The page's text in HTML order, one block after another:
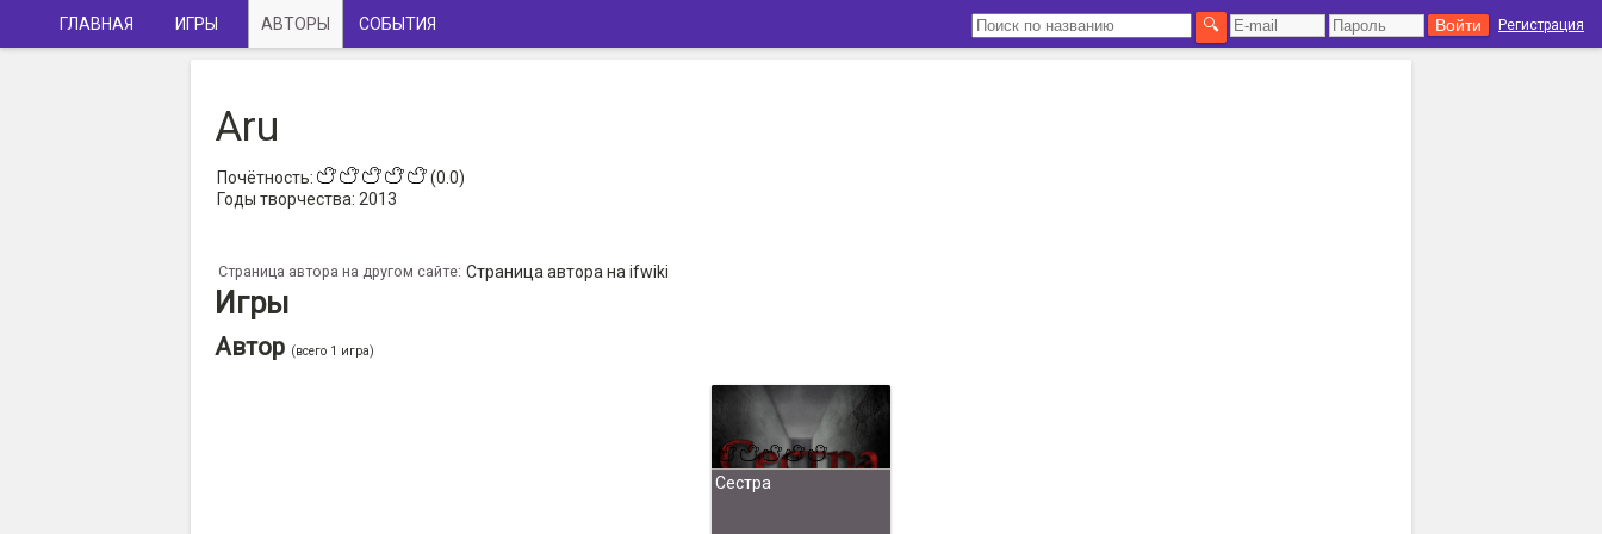
Регистрация
ГЛАВНАЯ ИГРЫ АВТОРЫ СОБЫТИЯ
Aru
Почётность:
(0.0)
Годы творчества: 2013
Страница автора на другом сайте: Страница автора на ifwiki
Игры
Автор (всего 1 игра)
Сестра